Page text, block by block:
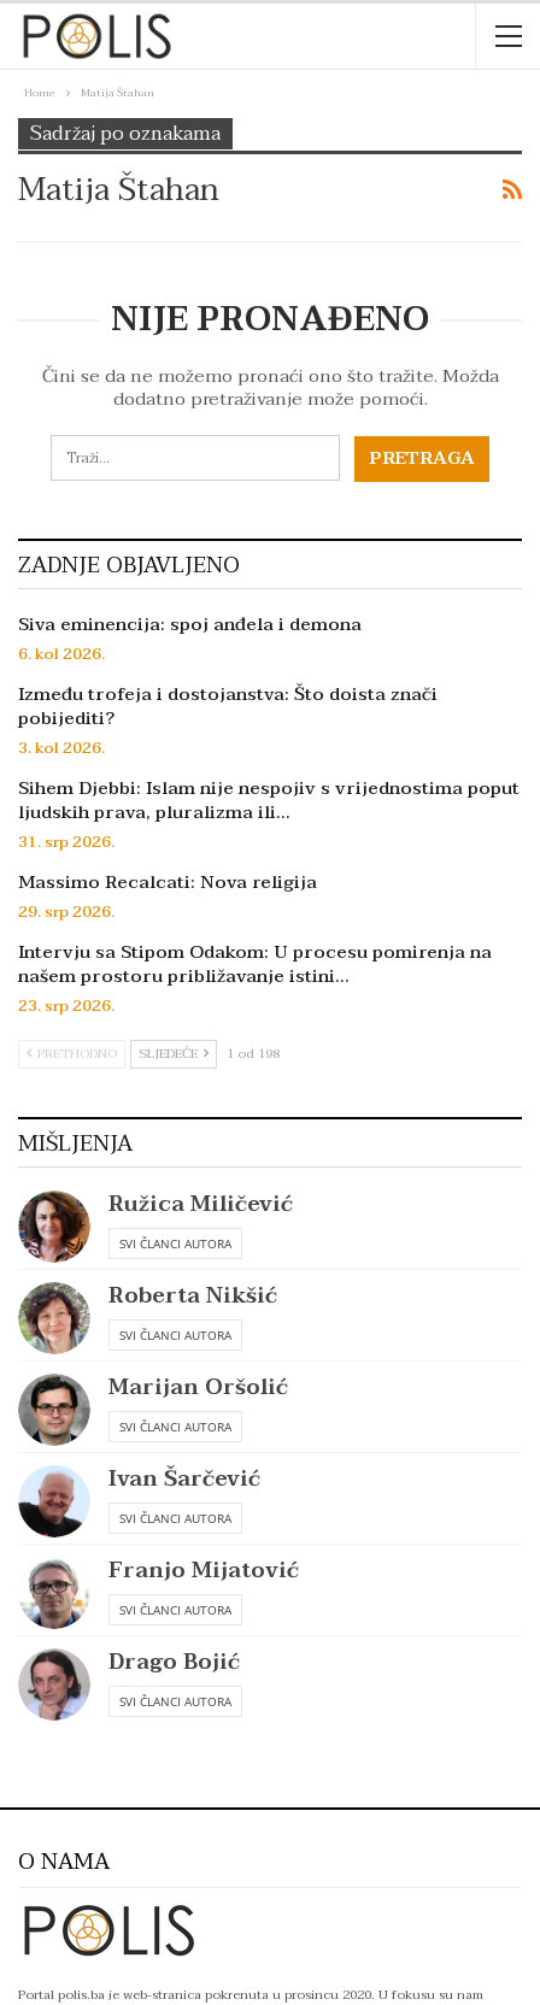
Home Matija Štahan
Sadržaj po oznakama
Matija Štahan
NIJE PRONAĐENO
Čini se da ne možemo pronaći ono što tražite. Možda
dodatno pretraživanje može pomoći.
ZADNJE OBJAVLJENO
Siva eminencija: spoj anđela i demona
6. kol 2026.
Između trofeja i dostojanstva: Što doista znači
pobijediti?
3. kol 2026.
Sihem Djebbi: Islam nije nespojiv s vrijednostima poput
ljudskih prava, pluralizma ili…
31. srp 2026.
Massimo Recalcati: Nova religija
29. srp 2026.
Intervju sa Stipom Odakom: U procesu pomirenja na
našem prostoru približavanje istini…
23. srp 2026.
PRETHODNO SLJEDEĆE 1 od 198
MIŠLJENJA
Ružica Miličević
SVI ČLANCI AUTORA
Roberta Nikšić
SVI ČLANCI AUTORA
Marijan Oršolić
SVI ČLANCI AUTORA
Ivan Šarčević
SVI ČLANCI AUTORA
Franjo Mijatović
SVI ČLANCI AUTORA
Drago Bojić
SVI ČLANCI AUTORA
O NAMA
Portal polis.ba je web-stranica pokrenuta u prosincu 2020. U fokusu su nam